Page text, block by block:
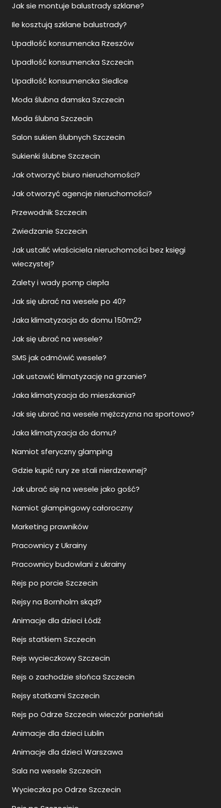
Jak sie montuje balustrady szklane?
Ile kosztują szklane balustrady?
Upadłość konsumencka Rzeszów
Upadłość konsumencka Szczecin
Upadłość konsumencka Siedlce
Moda ślubna damska Szczecin
Moda ślubna Szczecin
Salon sukien ślubnych Szczecin
Sukienki ślubne Szczecin
Jak otworzyć biuro nieruchomości?
Jak otworzyć agencje nieruchomości?
Przewodnik Szczecin
Zwiedzanie Szczecin
Jak ustalić właściciela nieruchomości bez księgi
wieczystej?
Zalety i wady pomp ciepła
Jak się ubrać na wesele po 40?
Jaka klimatyzacja do domu 150m2?
Jak się ubrać na wesele?
SMS jak odmówić wesele?
Jak ustawić klimatyzację na grzanie?
Jaka klimatyzacja do mieszkania?
Jak się ubrać na wesele mężczyzna na sportowo?
Jaka klimatyzacja do domu?
Namiot sferyczny glamping
Gdzie kupić rury ze stali nierdzewnej?
Jak ubrać się na wesele jako gość?
Namiot glampingowy całoroczny
Marketing prawników
Pracownicy z Ukrainy
Pracownicy budowlani z ukrainy
Rejs po porcie Szczecin
Rejsy na Bornholm skąd?
Animacje dla dzieci Łódź
Rejs statkiem Szczecin
Rejs wycieczkowy Szczecin
Rejs o zachodzie słońca Szczecin
Rejsy statkami Szczecin
Rejs po Odrze Szczecin wieczór panieński
Animacje dla dzieci Lublin
Animacje dla dzieci Warszawa
Sala na wesele Szczecin
Wycieczka po Odrze Szczecin